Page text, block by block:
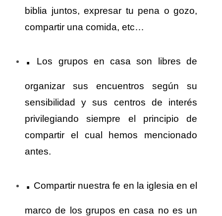
biblia juntos, expresar tu pena o gozo,
compartir una comida, etc…
. Los grupos en casa son libres de
organizar sus encuentros según su
sensibilidad y sus centros de interés
privilegiando siempre el principio de
compartir el cual hemos mencionado
antes.
. Compartir nuestra fe en la iglesia en el
marco de los grupos en casa no es un